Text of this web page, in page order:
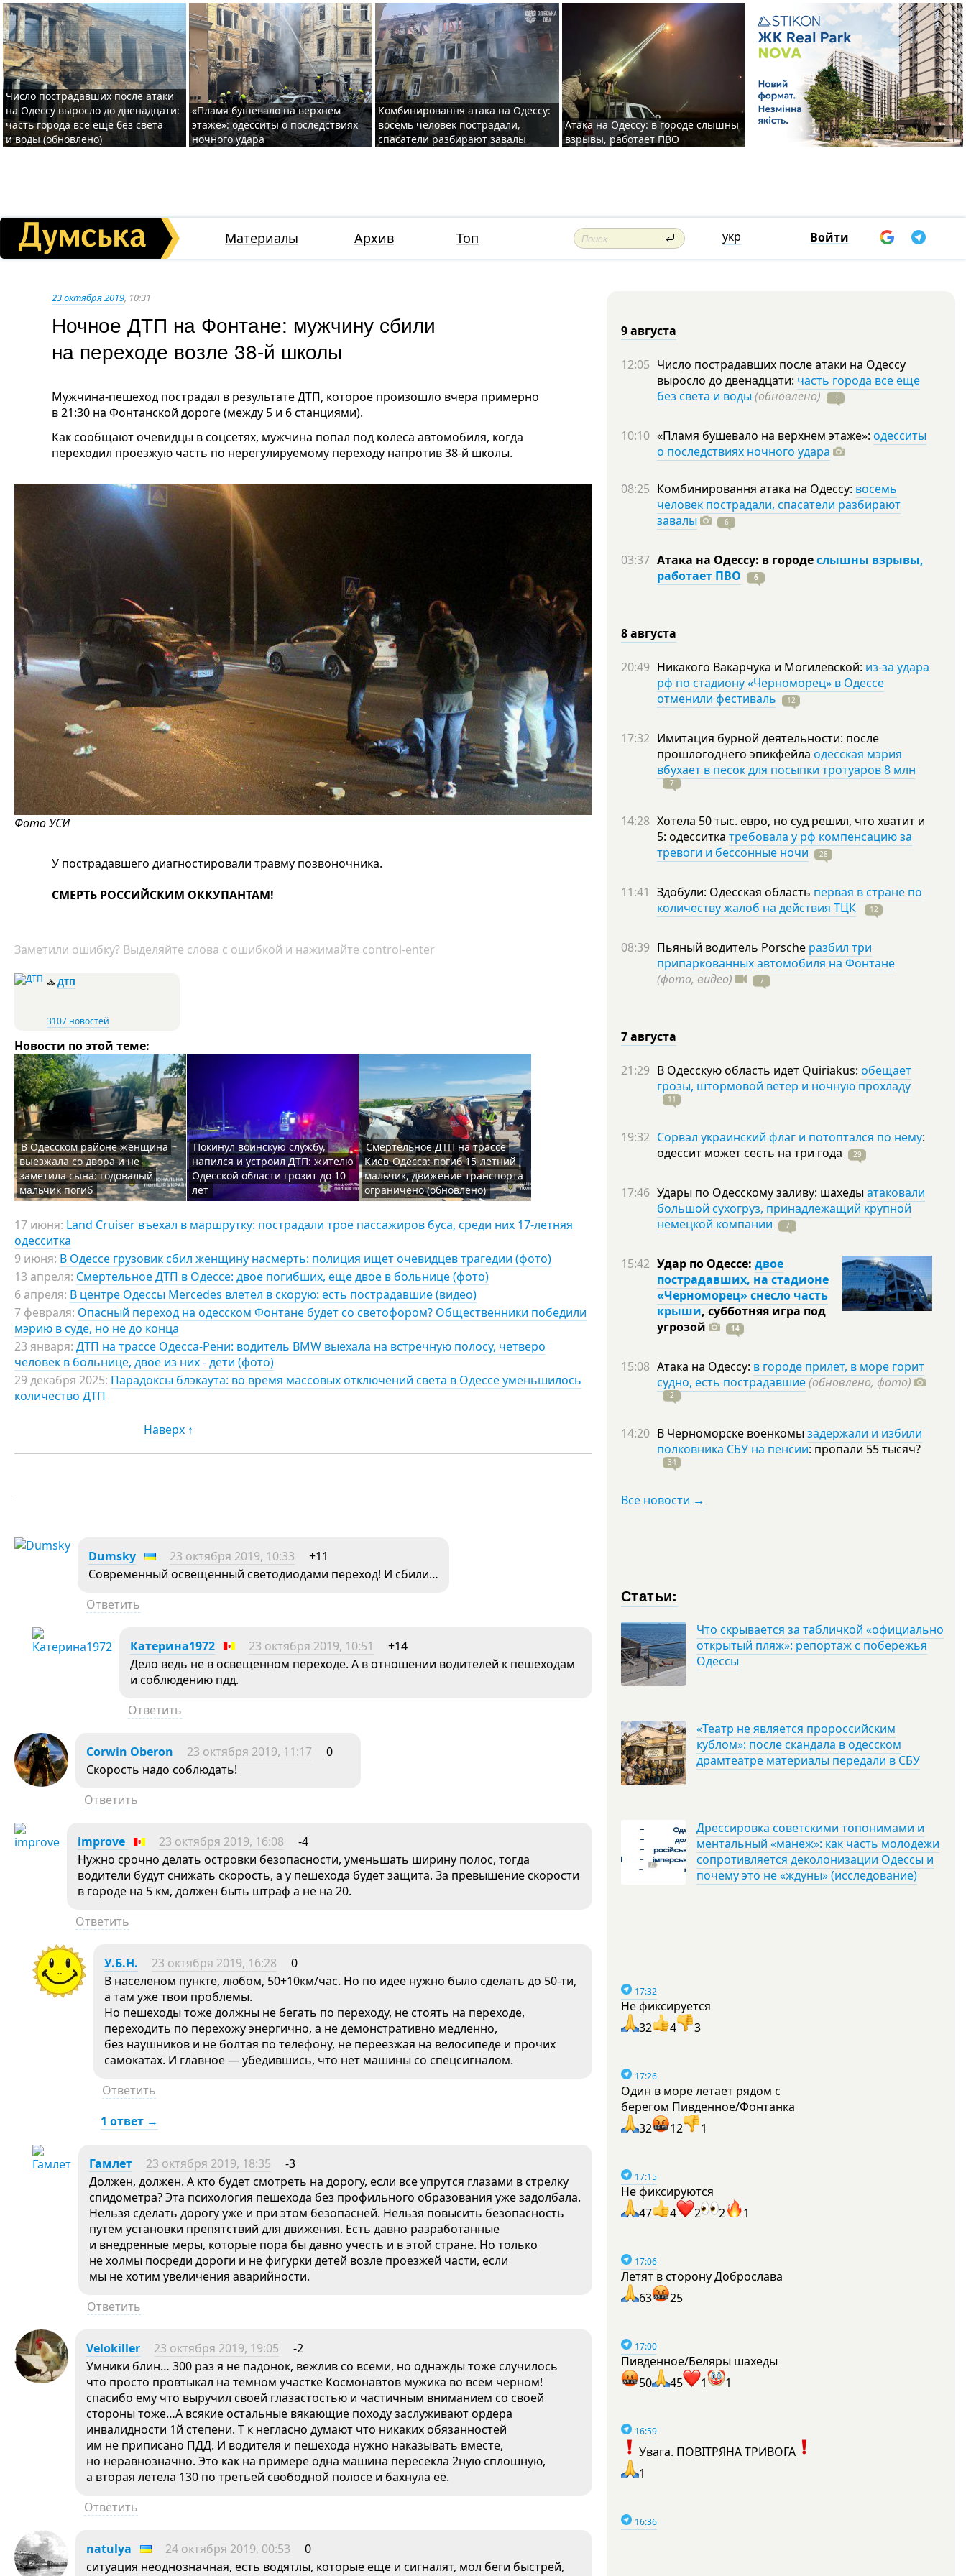
Число пострадавших после атаки
на Одессу выросло до двенадцати:
часть города все еще без света
и воды (обновлено)
«Пламя бушевало на верхнем
этаже»: одесситы о последствиях
ночного удара
Комбинировання атака на Одессу:
восемь человек пострадали,
спасатели разбирают завалы
Атака на Одессу: в городе слышны
взрывы, работает ПВО
Материалы Архив Топ укр Войти
23 октября 2019, 10:31
Ночное ДТП на Фонтане: мужчину сбили
на переходе возле 38-й школы
Мужчина-пешеход пострадал в результате ДТП, которое произошло вчера примерно
в 21:30 на Фонтанской дороге (между 5 и 6 станциями).
Как сообщают очевидцы в соцсетях, мужчина попал под колеса автомобиля, когда
переходил проезжую часть по нерегулируемому переходу напротив 38-й школы.
Фото УСИ
У пострадавшего диагностировали травму позвоночника.
СМЕРТЬ РОССИЙСКИМ ОККУПАНТАМ!
Заметили ошибку? Выделяйте слова с ошибкой и нажимайте control-enter
🚓ДТП
3107 новостей
Новости по этой теме:
В Одесском районе женщина
выезжала со двора и не
заметила сына: годовалый
мальчик погиб
Покинул воинскую службу,
напился и устроил ДТП: жителю
Одесской области грозит до 10
лет
Смертельное ДТП на трассе
Киев-Одесса: погиб 15-летний
мальчик, движение транспорта
ограничено (обновлено)
17 июня: Land Cruiser въехал в маршрутку: пострадали трое пассажиров буса, среди них 17-летняя
одесситка
9 июня: В Одессе грузовик сбил женщину насмерть: полиция ищет очевидцев трагедии (фото)
13 апреля: Смертельное ДТП в Одессе: двое погибших, еще двое в больнице (фото)
6 апреля: В центре Одессы Mercedes влетел в скорую: есть пострадавшие (видео)
7 февраля: Опасный переход на одесском Фонтане будет со светофором? Общественники победили
мэрию в суде, но не до конца
23 января: ДТП на трассе Одесса-Рени: водитель BMW выехала на встречную полосу, четверо
человек в больнице, двое из них - дети (фото)
29 декабря 2025: Парадоксы блэкаута: во время массовых отключений света в Одессе уменьшилось
количество ДТП
Наверх ↑
Dumsky 23 октября 2019, 10:33
+11
Современный освещенный светодиодами переход! И сбили…
Ответить
Катерина1972 23 октября 2019, 10:51
+14
Дело ведь не в освещенном переходе. А в отношении водителей к пешеходам
и соблюдению пдд.
Ответить
Corwin Oberon 23 октября 2019, 11:17
0
Скорость надо соблюдать!
Ответить
improve 23 октября 2019, 16:08
-4
Нужно срочно делать островки безопасности, уменьшать ширину полос, тогда
водители будут снижать скорость, а у пешехода будет защита. За превышение скорости
в городе на 5 км, должен быть штраф а не на 20.
Ответить
У.Б.Н. 23 октября 2019, 16:28
0
В населеном пункте, любом, 50+10км/час. Но по идее нужно было сделать до 50-ти,
а там уже твои проблемы.
Но пешеходы тоже должны не бегать по переходу, не стоять на переходе,
переходить по перехожу энергично, а не демонстративно медленно,
без наушников и не болтая по телефону, не переезжая на велосипеде и прочих
самокатах. И главное — убедившись, что нет машины со спецсигналом.
Ответить
1 ответ →
Гамлет 23 октября 2019, 18:35
-3
Должен, должен. А кто будет смотреть на дорогу, если все упрутся глазами в стрелку
спидометра? Эта психология пешехода без профильного образования уже задолбала.
Нельзя сделать дорогу уже и при этом безопасней. Нельзя повысить безопасность
путём установки препятствий для движения. Есть давно разработанные
и внедренные меры, которые пора бы давно учесть и в этой стране. Но только
не холмы посреди дороги и не фигурки детей возле проезжей части, если
мы не хотим увеличения аварийности.
Ответить
Velokiller 23 октября 2019, 19:05
-2
Умники блин… 300 раз я не падонок, вежлив со всеми, но однажды тоже случилось
что просто провтыкал на тёмном участке Космонавтов мужика во всём черном!
спасибо ему что выручил своей глазастостью и частичным вниманием со своей
стороны тоже…А всякие остальные вякающие походу заслуживают ордера
инвалидности 1й степени. Т к негласно думают что никаких обязанностей
им не приписано ПДД. И водителя и пешехода нужно наказывать вместе,
но неравнозначно. Это как на примере одна машина пересекла 2ную сплошную,
а вторая летела 130 по третьей свободной полосе и бахнула её.
Ответить
natulya 24 октября 2019, 00:53
0
ситуация неоднозначная, есть водятлы, которые еще и сигналят, мол беги быстрей,
9 августа
12:05 Число пострадавших после атаки на Одессу
выросло до двенадцати: часть города все еще
без света и воды (обновлено) 3
10:10 «Пламя бушевало на верхнем этаже»: одесситы
о последствиях ночного удара
08:25 Комбинировання атака на Одессу: восемь
человек пострадали, спасатели разбирают
завалы
6
03:37 Атака на Одессу: в городеслышны взрывы,
работает ПВО
6
8 августа
20:49 Никакого Вакарчука и Могилевской: из-за удара
рф по стадиону «Черноморец» в Одессе
отменили фестиваль
12
17:32 Имитация бурной деятельности: после
прошлогоднего эпикфейла одесская мэрия
вбухает в песок для посыпки тротуаров 8 млн
7
14:28 Хотела 50 тыс. евро, но суд решил, что хватит и
5: одесситка требовала у рф компенсацию за
тревоги и бессонные ночи
28
11:41 Здобули: Одесская область первая в стране по
количеству жалоб на действия ТЦК
12
08:39 Пьяный водитель Porsche разбил три
припаркованных автомобиля на Фонтане
(фото, видео)
7
7 августа
21:29 В Одесскую область идет Quiriakus: обещает
грозы, штормовой ветер и ночную прохладу
11
19:32 Сорвал украинский флаг и потоптался по нему:
одессит может сесть на три года 29
17:46 Удары по Одесскому заливу: шахеды атаковали
большой сухогруз, принадлежащий крупной
немецкой компании
7
15:42 Удар по Одессе: двое
пострадавших, на стадионе
«Черноморец» снесло часть
крыши, субботняя игра под
угрозой
14
15:08 Атака на Одессу: в городе прилет, в море горит
судно, есть пострадавшие(обновлено, фото)
2
14:20 В Черноморске военкомы задержали и избили
полковника СБУ на пенсии: пропали 55тысяч?
34
Все новости →
Статьи:
Что скрывается за табличкой «официально
открытый пляж»: репортаж с побережья
Одессы
«Театр не является пророссийским
кублом»: после скандала в одесском
драмтеатре материалы передали в СБУ
Дрессировка советскими топонимами и
ментальный «манеж»: как часть молодежи
сопротивляется деколонизации Одессы и
почему это не «ждуны» (исследование)
17:32
Не фиксируется
32
4 3
17:26
Один в море летает рядом с
берегом Пивденное/Фонтанка
32
12 1
17:15
Не фиксируются
47
4 2 2 1
17:06
Летят в сторону Доброслава
63
25
17:00
Пивденное/Беляры шахеды
50
45 1 1
16:59
Увага. ПОВІТРЯНА ТРИВОГА
1
16:36